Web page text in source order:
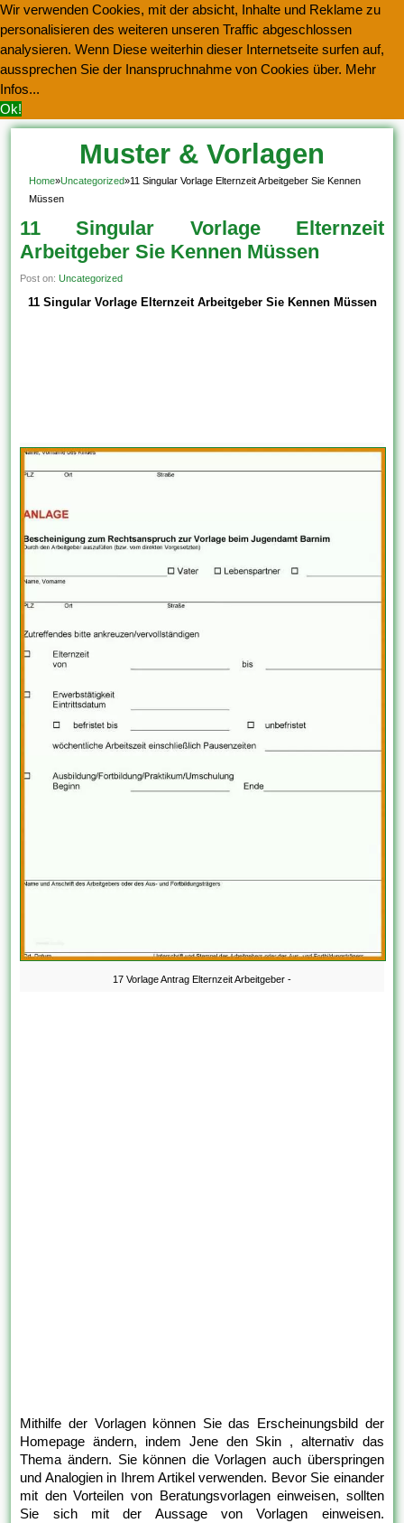
Wir verwenden Cookies, mit der absicht, Inhalte und Reklame zu
personalisieren des weiteren unseren Traffic abgeschlossen
analysieren. Wenn Diese weiterhin dieser Internetseite surfen auf,
aussprechen Sie der Inanspruchnahme von Cookies über. Mehr
Infos...
Ok!
Muster & Vorlagen
Kostenlos Herunterladen
Home»Uncategorized»11 Singular Vorlage Elternzeit Arbeitgeber Sie Kennen
Müssen
11 Singular Vorlage Elternzeit
Arbeitgeber Sie Kennen Müssen
Post on:Uncategorized
11 Singular Vorlage Elternzeit Arbeitgeber Sie Kennen Müssen
17 Vorlage Antrag Elternzeit Arbeitgeber -
Mithilfe der Vorlagen können Sie das Erscheinungsbild der
Homepage ändern, indem Jene den Skin , alternativ das
Thema ändern. Sie können die Vorlagen auch überspringen
und Analogien in Ihrem Artikel verwenden. Bevor Sie einander
mit den Vorteilen von Beratungsvorlagen einweisen, sollten
Sie sich mit der Aussage von Vorlagen einweisen.